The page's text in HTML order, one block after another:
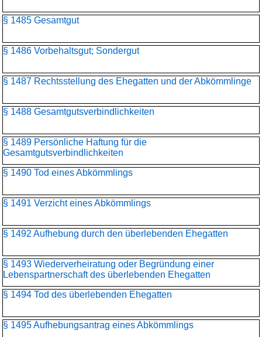
§ 1485 Gesamtgut
§ 1486 Vorbehaltsgut; Sondergut
§ 1487 Rechtsstellung des Ehegatten und der Abkömmlinge
§ 1488 Gesamtgutsverbindlichkeiten
§ 1489 Persönliche Haftung für die
Gesamtgutsverbindlichkeiten
§ 1490 Tod eines Abkömmlings
§ 1491 Verzicht eines Abkömmlings
§ 1492 Aufhebung durch den überlebenden Ehegatten
§ 1493 Wiederverheiratung oder Begründung einer
Lebenspartnerschaft des überlebenden Ehegatten
§ 1494 Tod des überlebenden Ehegatten
§ 1495 Aufhebungsantrag eines Abkömmlings